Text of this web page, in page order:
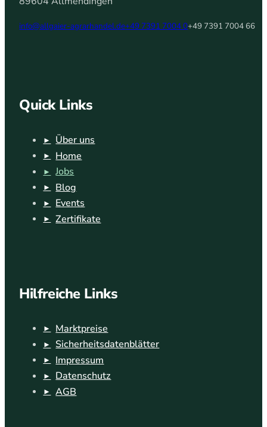
info@allgaier-agrarhandel.de+49 7391 7004 0+49 7391 7004 66
Quick Links
Über uns
Home
Jobs
Blog
Events
Zertifikate
Hilfreiche Links
Marktpreise
Sicherheitsdatenblätter
Impressum
Datenschutz
AGB